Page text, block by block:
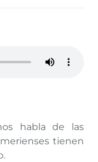
habla de las
tienen